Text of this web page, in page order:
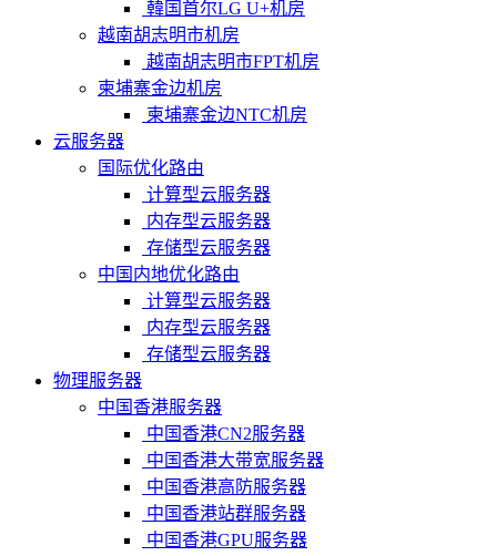
韓国首尔LG U+机房
越南胡志明市机房
越南胡志明市FPT机房
柬埔寨金边机房
柬埔寨金边NTC机房
云服务器
国际优化路由
计算型云服务器
内存型云服务器
存储型云服务器
中国内地优化路由
计算型云服务器
内存型云服务器
存储型云服务器
物理服务器
中国香港服务器
中国香港CN2服务器
中国香港大带宽服务器
中国香港高防服务器
中国香港站群服务器
中国香港GPU服务器